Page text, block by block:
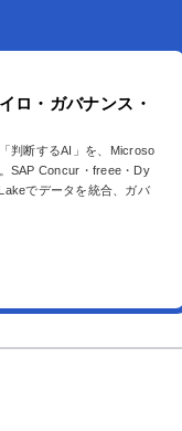
ロ・ガバナンス・
判断するAI」を、Microso
SAP Concur・freee・Dy
でデータを統合、ガバ